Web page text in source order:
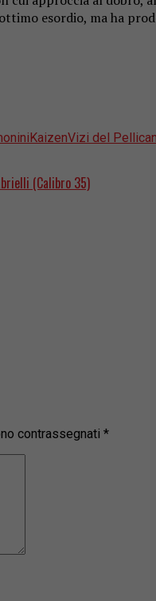
esordio, ma ha
KaizenVizi del
(Calibro 35)
contrassegnati *